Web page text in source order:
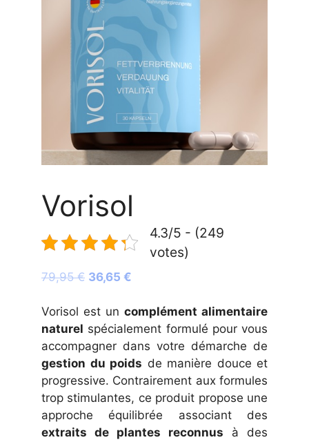
Vorisol
4.3/5 - (249
votes)
79,95€ Le
initial
était :
79,95 €.
36,65 €
actuel
est :
36,65 €.
Vorisol est un complément alimentaire
naturel spécialement formulé pour vous
accompagner dans votre démarche de
gestion du poids de manière douce et
progressive. Contrairement aux formules
trop stimulantes, ce produit propose une
approche équilibrée associant des
extraits de plantes reconnus à des